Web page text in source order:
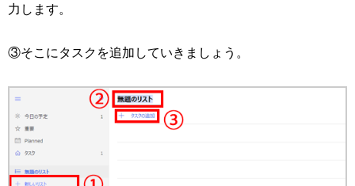
力します。
③そこにタスクを追加していきましょう。